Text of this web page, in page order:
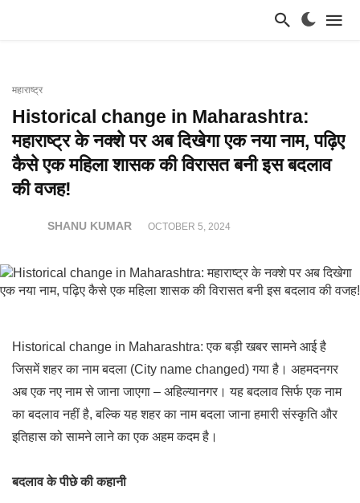
महाराष्ट्र
Historical change in Maharashtra:
महाराष्ट्र के नक्शे पर अब दिखेगा एक नया नाम, पढ़िए
कैसे एक महिला शासक की विरासत बनी इस बदलाव
की वजह!
SHANU KUMAR OCTOBER 5, 2024
Historical change in Maharashtra: एक बड़ी खबर सामने आई है
जिसमें शहर का नाम बदला (City name changed) गया है। अहमदनगर
अब एक नए नाम से जाना जाएगा – अहिल्यानगर। यह बदलाव सिर्फ एक नाम
का बदलाव नहीं है, बल्कि यह शहर का नाम बदला जाना हमारी संस्कृति और
इतिहास को सामने लाने का एक अहम कदम है।
बदलाव के पीछे की कहानी